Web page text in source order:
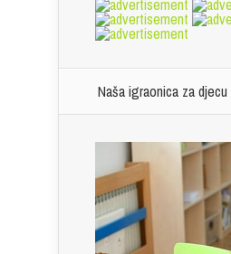
Naša igraonica za